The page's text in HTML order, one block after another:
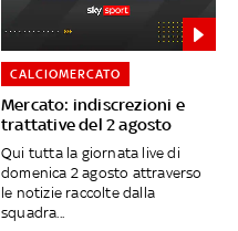
Mercato: indiscrezioni e
trattative del 2 agosto
CALCIOMERCATO
Qui tutta la giornata live di
domenica 2 agosto attraverso
le notizie raccolte dalla
squadra...